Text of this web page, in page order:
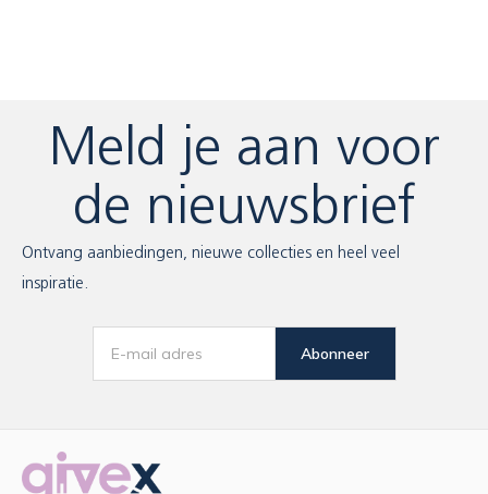
Meld je aan voor
de nieuwsbrief
Ontvang aanbiedingen, nieuwe collecties en heel veel
inspiratie.
Abonneer